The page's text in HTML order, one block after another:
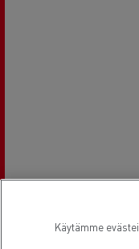
Käytämme